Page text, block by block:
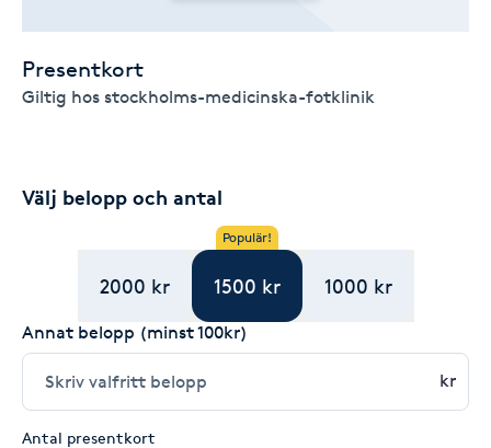
Presentkort
Giltig hos stockholms-medicinska-fotklinik
Välj belopp och antal
2000 kr
Populär!
1500 kr 1000 kr
Annat belopp (minst 100kr)
kr
Antal presentkort